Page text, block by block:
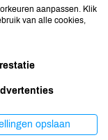
aanpassen. Klik
van alle cookies,
opslaan